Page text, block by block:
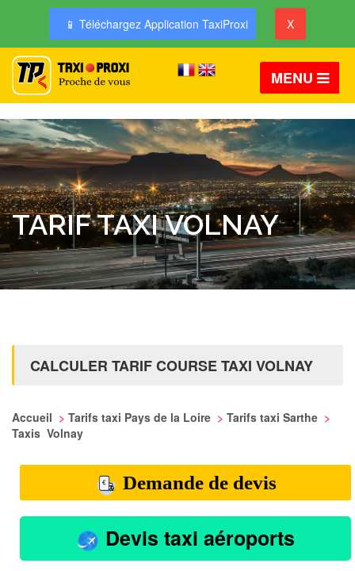
📱 Téléchargez Application TaxiProxi X
MENU
TARIF TAXI VOLNAY
CALCULER TARIF COURSE TAXI VOLNAY
Accueil > Tarifs taxi Pays de la Loire > Tarifs taxi Sarthe >
Taxis Volnay
Demande de devis
Devis taxi aéroports